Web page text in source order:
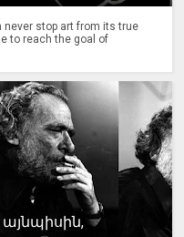
never stop art from its true
to reach the goal of
այնպիսին,